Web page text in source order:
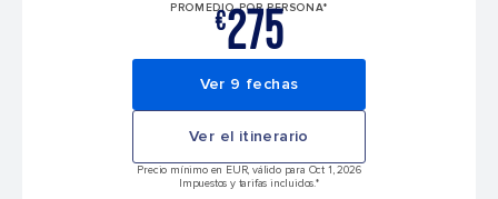
PROMEDIO POR PERSONA*
€275
Ver 9 fechas
Ver el itinerario
Precio mínimo en EUR, válido para Oct 1, 2026
Impuestos y tarifas incluidos.*